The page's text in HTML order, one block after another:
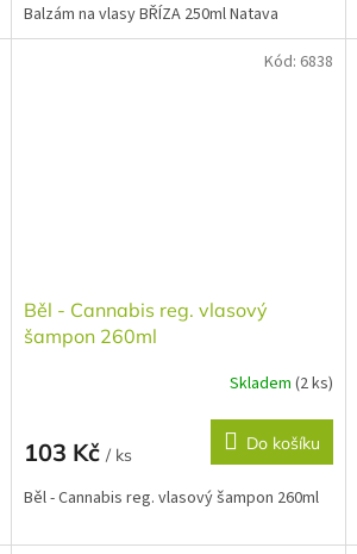
Balzám na vlasy BŘÍZA 250ml Natava
Běl - Cannabis reg. vlasový
šampon 260ml
Skladem (2 ks)
103 Kč / ks
Do košíku
Běl - Cannabis reg. vlasový šampon 260ml
Kód: 6838